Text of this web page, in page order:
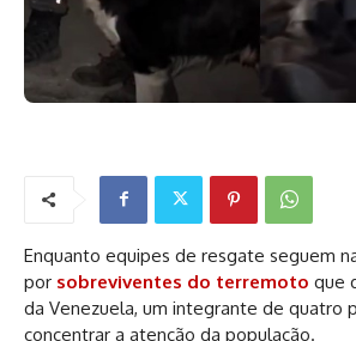
Enquanto equipes de resgate seguem
por sobreviventes do terremoto que
da Venezuela, um integrante de quatro
concentrar a atenção da população.